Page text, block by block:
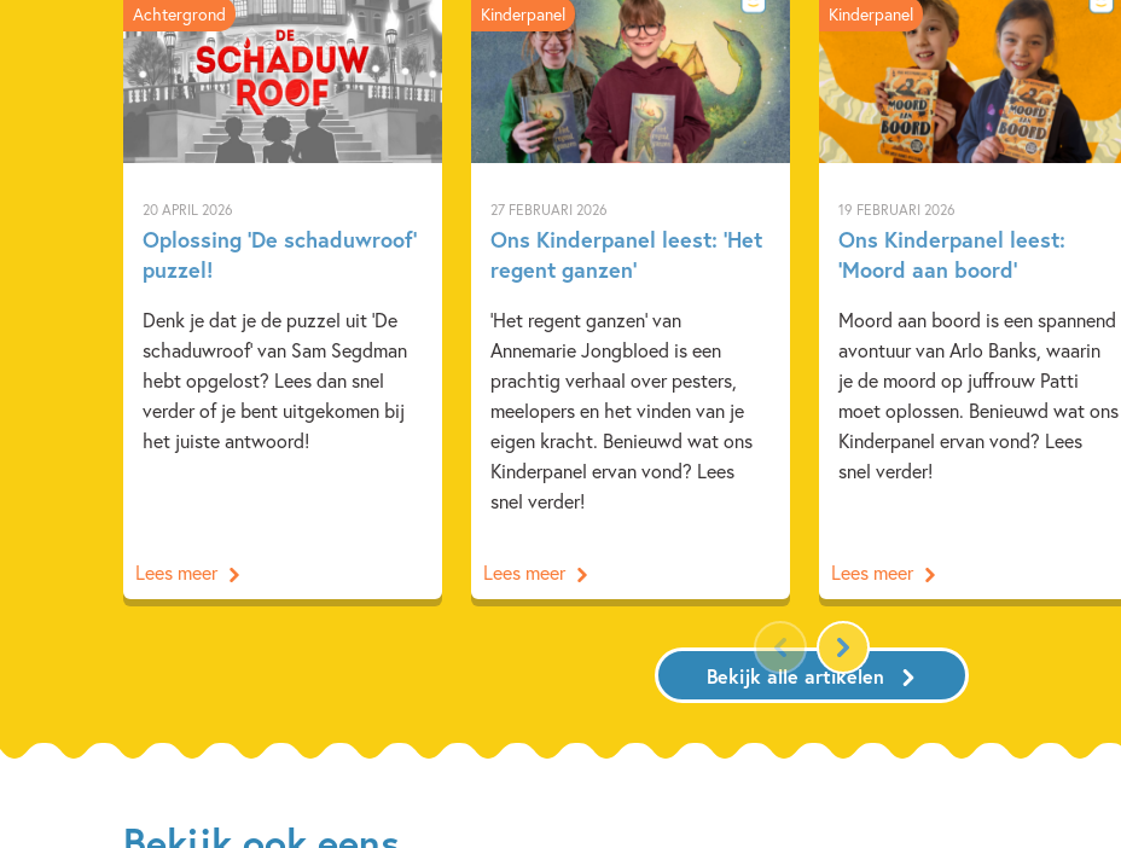
20 APRIL 2026
Oplossing ‘De schaduwroof’
puzzel!
Denk je dat je de puzzel uit 'De
schaduwroof' van Sam Segdman
hebt opgelost? Lees dan snel
verder of je bent uitgekomen bij
het juiste antwoord!
Achtergrond
Lees meer
27 FEBRUARI 2026
Ons Kinderpanel leest: ‘Het
regent ganzen’
'Het regent ganzen' van
Annemarie Jongbloed is een
prachtig verhaal over pesters,
meelopers en het vinden van je
eigen kracht. Benieuwd wat ons
Kinderpanel ervan vond? Lees
snel verder!
Kinderpanel
Lees meer
19 FEBRUARI 2026
Ons Kinderpanel leest:
‘Moord aan boord’
Moord aan boord is een spannend
avontuur van Arlo Banks, waarin
je de moord op juffrouw Patti
moet oplossen. Benieuwd wat ons
Kinderpanel ervan vond? Lees
snel verder!
Kinderpanel
Lees meer
Bekijk alle artikelen